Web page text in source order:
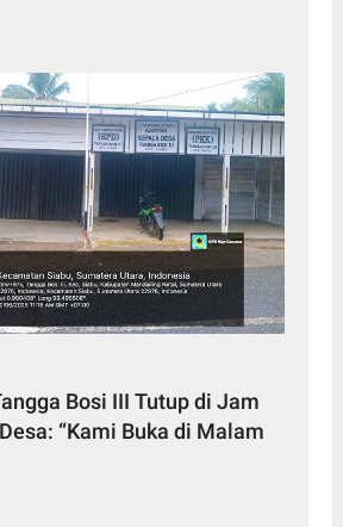
Bosi III Tutup di Jam
“Kami Buka di Malam